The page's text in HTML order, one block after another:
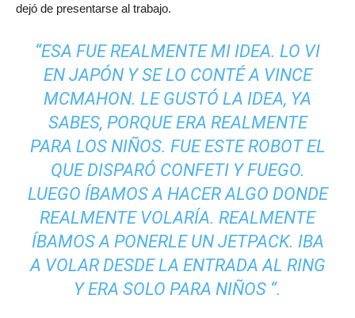
dejó de presentarse al trabajo.
“ESA FUE REALMENTE MI IDEA. LO VI
EN JAPÓN Y SE LO CONTÉ A VINCE
MCMAHON. LE GUSTÓ LA IDEA, YA
SABES, PORQUE ERA REALMENTE
PARA LOS NIÑOS. FUE ESTE ROBOT EL
QUE DISPARÓ CONFETI Y FUEGO.
LUEGO ÍBAMOS A HACER ALGO DONDE
REALMENTE VOLARÍA. REALMENTE
ÍBAMOS A PONERLE UN JETPACK. IBA
A VOLAR DESDE LA ENTRADA AL RING
Y ERA SOLO PARA NIÑOS “.